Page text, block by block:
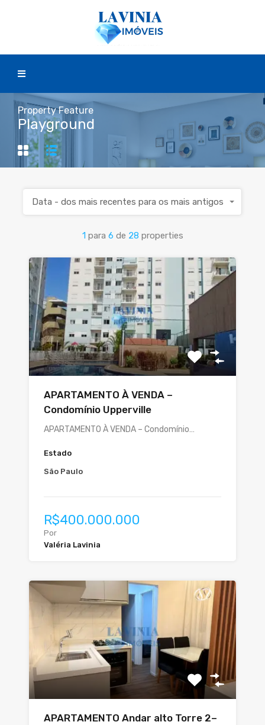
Property Feature
Playground
1 para 6 de 28 properties
Data - dos mais recentes para os mais antigos
APARTAMENTO À VENDA –
Condomínio Upperville
APARTAMENTO À VENDA – Condomínio…
Estado
São Paulo
R$400.000.000
Por
Valéria Lavinia
APARTAMENTO Andar alto Torre 2–